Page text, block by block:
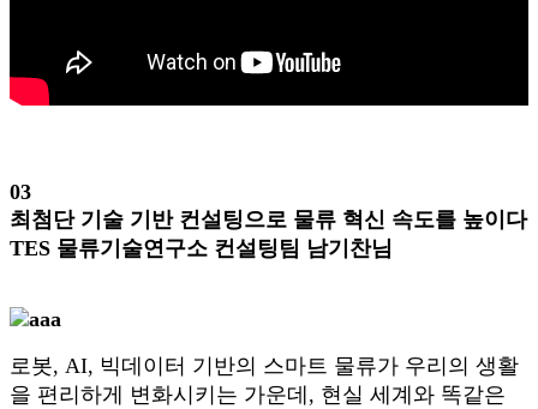
03
최첨단 기술 기반 컨설팅으로 물류 혁신 속도를 높이다
TES 물류기술연구소 컨설팅팀 남기찬님
로봇, AI, 빅데이터 기반의 스마트 물류가 우리의 생활
을 편리하게 변화시키는 가운데, 현실 세계와 똑같은